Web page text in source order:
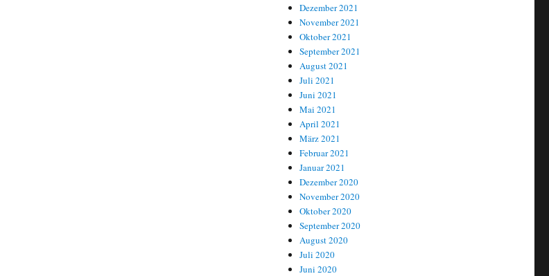
Dezember 2021
November 2021
Oktober 2021
September 2021
August 2021
Juli 2021
Juni 2021
Mai 2021
April 2021
März 2021
Februar 2021
Januar 2021
Dezember 2020
November 2020
Oktober 2020
September 2020
August 2020
Juli 2020
Juni 2020